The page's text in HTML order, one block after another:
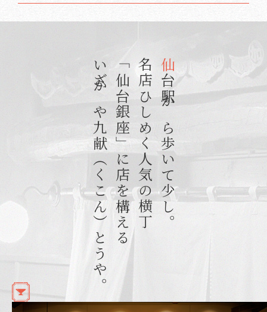
仙
台駅から歩いて少し。
名店ひしめく人気の横丁
「仙台銀座」に店を構える
いざかや九献（くこん）とうや。